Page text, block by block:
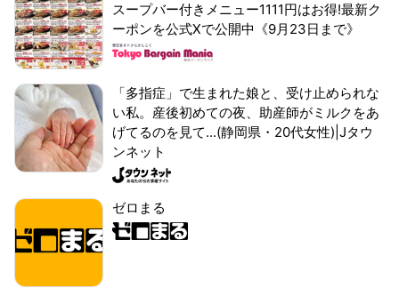
スープバー付きメニュー1111円はお得!最新ク
ーポンを公式Xで公開中《9月23日まで》
「多指症」で生まれた娘と、受け止められな
い私。産後初めての夜、助産師がミルクをあ
げてるのを見て...(静岡県・20代女性)|Jタウ
ンネット
ゼロまる